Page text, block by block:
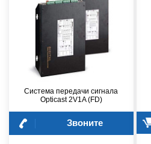
Система передачи сигнала
Opticast 2V1A (FD)
Звоните